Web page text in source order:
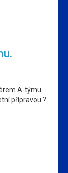
A-týmu
přípravou ?